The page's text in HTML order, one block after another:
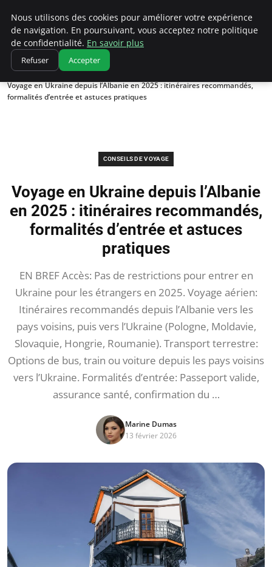
Correze Co
Accueil
Conseils de voyage
Voyage en Ukraine depuis l’Albanie en 2025 : itinéraires recommandés,
formalités d’entrée et astuces pratiques
CONSEILS DE VOYAGE
Voyage en Ukraine depuis l’Albanie
en 2025 : itinéraires recommandés,
formalités d’entrée et astuces
pratiques
EN BREF Accès: Pas de restrictions pour entrer en
Ukraine pour les étrangers en 2025. Voyage aérien:
Itinéraires recommandés depuis l’Albanie vers les
pays voisins, puis vers l’Ukraine (Pologne, Moldavie,
Slovaquie, Hongrie, Roumanie). Transport terrestre:
Options de bus, train ou voiture depuis les pays voisins
vers l’Ukraine. Formalités d’entrée: Passeport valide,
assurance santé, confirmation du …
Marine Dumas
13 février 2026
Nous utilisons des cookies pour améliorer votre expérience
de navigation. En poursuivant, vous acceptez notre politique
de confidentialité. En savoir plus
Refuser Accepter